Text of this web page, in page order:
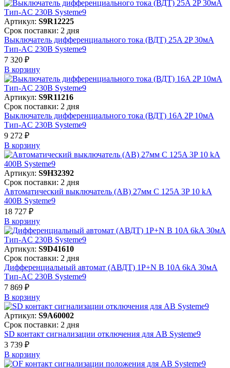
Артикул: S9R12225
Срок поставки: 2 дня
Выключатель дифференциального тока (ВДТ) 25A 2P 30мА
Тип-AC 230В Systeme9
7 320 ₽
В корзинy
Артикул: S9R11216
Срок поставки: 2 дня
Выключатель дифференциального тока (ВДТ) 16A 2P 10мА
Тип-AC 230В Systeme9
9 272 ₽
В корзинy
Артикул: S9H32392
Срок поставки: 2 дня
Автоматический выключатель (АВ) 27мм C 125A 3P 10 kA
400В Systeme9
18 727 ₽
В корзинy
Артикул: S9D41610
Срок поставки: 2 дня
Дифференциальный автомат (АВДТ) 1P+N B 10A 6kA 30мА
Тип-AC 230В Systeme9
7 869 ₽
В корзинy
Артикул: S9A60002
Срок поставки: 2 дня
SD контакт сигнализации отключения для АВ Systeme9
3 739 ₽
В корзинy